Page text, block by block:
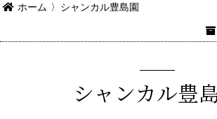
ホーム 〉 シャンカル豊島園
シャンカル豊